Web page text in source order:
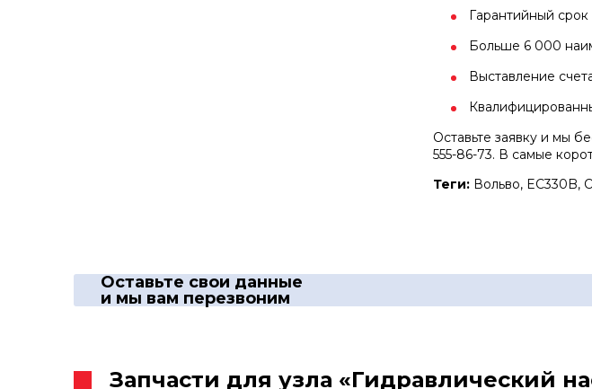
Гарантийный срок
Больше 6 000
Выставление
Оставьте заявку и мы
555-86-73. В самые
Теги: Вольво, EC330B,
Оставьте свои данные
и мы вам перезвоним
Запчасти для узла «Гидравлический